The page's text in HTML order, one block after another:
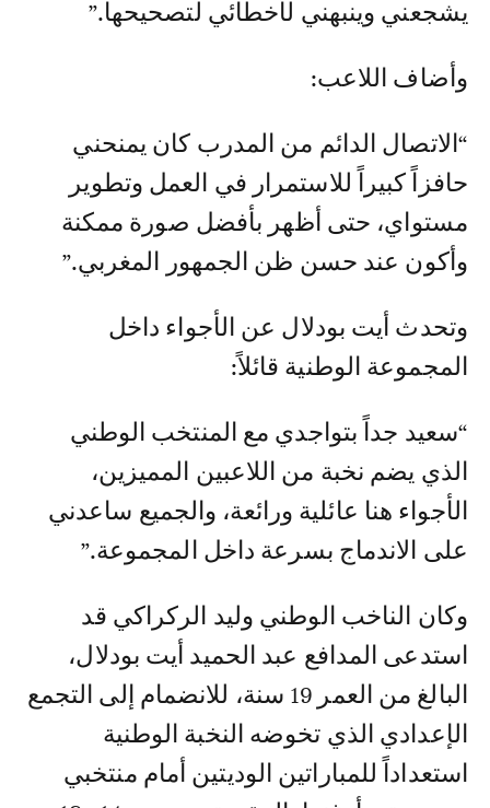
يشجعني وينبهني لأخطائي لتصحيحها.”
وأضاف اللاعب:
“الاتصال الدائم من المدرب كان يمنحني
حافزاً كبيراً للاستمرار في العمل وتطوير
مستواي، حتى أظهر بأفضل صورة ممكنة
وأكون عند حسن ظن الجمهور المغربي.”
وتحدث أيت بودلال عن الأجواء داخل
المجموعة الوطنية قائلاً:
“سعيد جداً بتواجدي مع المنتخب الوطني
الذي يضم نخبة من اللاعبين المميزين،
الأجواء هنا عائلية ورائعة، والجميع ساعدني
على الاندماج بسرعة داخل المجموعة.”
وكان الناخب الوطني وليد الركراكي قد
استدعى المدافع عبد الحميد أيت بودلال،
البالغ من العمر 19 سنة، للانضمام إلى التجمع
الإعدادي الذي تخوضه النخبة الوطنية
استعداداً للمباراتين الوديتين أمام منتخبي